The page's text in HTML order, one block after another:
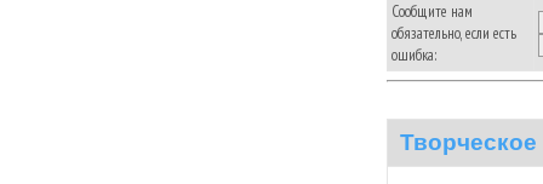
Сообщите нам
обязательно, если есть
ошибка: